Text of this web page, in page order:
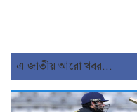
এ জাতীয় আরো খবর...